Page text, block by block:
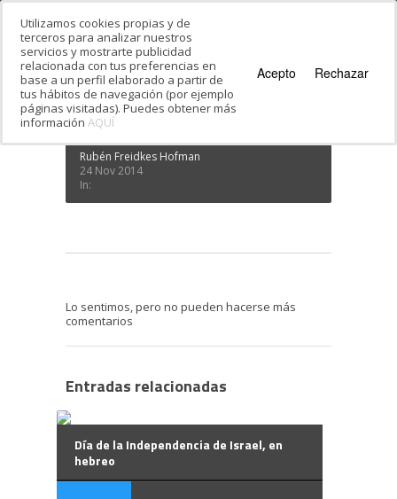
Estás en: Inicio · Los puntos cardinales en
hebreo · Puntos cardinales 2
Puntos cardinales 2
Rubén Freidkes Hofman
24 Nov 2014
In:
Lo sentimos, pero no pueden hacerse más
comentarios
Entradas relacionadas
Día de la Independencia de Israel, en
hebreo
Utilizamos cookies propias y de
terceros para analizar nuestros
servicios y mostrarte publicidad
relacionada con tus preferencias en
base a un perfil elaborado a partir de
tus hábitos de navegación (por ejemplo
páginas visitadas). Puedes obtener más
información AQUÍ
Acepto Rechazar